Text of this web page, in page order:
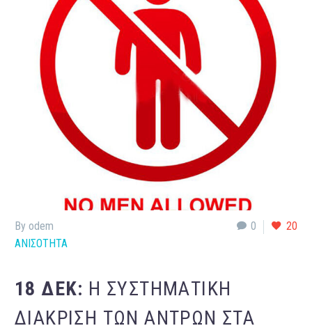
0 20
By odem
ΑΝΙΣΟΤΗΤΑ
18 ΔΕΚ: Η ΣΥΣΤΗΜΑΤΙΚΉ
ΔΙΆΚΡΙΣΗ ΤΩΝ ΑΝΤΡΏΝ ΣΤΑ